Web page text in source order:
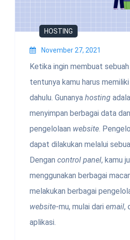
HOSTING
November 27, 2021
Ketika ingin membuat sebuah
tentunya kamu harus memiliki
dahulu. Gunanya hosting
menyimpan berbagai data
pengelolaan website.
dapat dilakukan melalui
Dengan control panel, kamu
menggunakan berbagai
melakukan berbagai
website-mu, mulai dari email,
aplikasi.